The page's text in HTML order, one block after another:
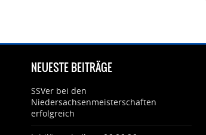
NEUESTE BEITRÄGE
SSVer bei den
Niedersachsenmeisterschaften
erfolgreich